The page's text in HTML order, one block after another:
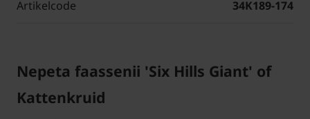
Artikelcode 34K189-174
Nepeta faassenii 'Six Hills Giant' of
Kattenkruid